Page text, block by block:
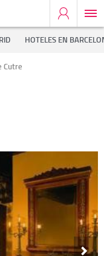
HOTELES EN
Cutre